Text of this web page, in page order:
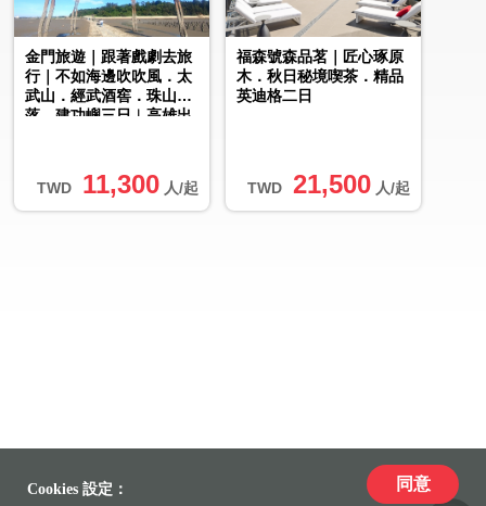
TWD 11,300 人/起
金門旅遊｜跟著戲劇去旅
行｜不如海邊吹吹風．太
武山．經武酒窖．珠山聚
落．建功嶼三日︱高雄出
TWD 21,500 人/起
福森號森品茗｜匠心琢原
木．秋日秘境喫茶．精品
英迪格二日
Cookies 設定： 同意